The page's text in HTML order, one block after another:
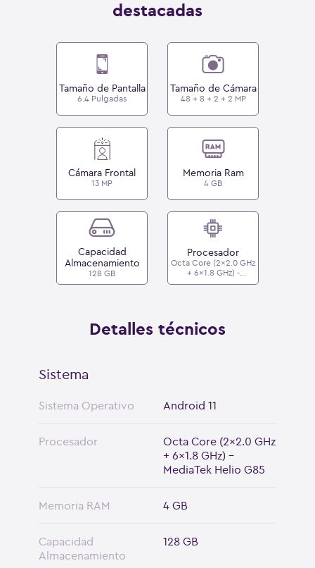
destacadas
Tamaño de Pantalla
6.4 Pulgadas
Tamaño de Cámara
48 + 8 + 2 + 2 MP
Cámara Frontal
13 MP
Memoria Ram
4 GB
Capacidad
Almacenamiento
128 GB
Procesador
Octa Core (2x2.0 GHz
+ 6x1.8 GHz) -
MediaTek Helio G85
Detalles técnicos
Sistema
Sistema Operativo Android 11
Procesador
Octa Core (2x2.0 GHz
+ 6x1.8 GHz) -
MediaTek Helio G85
Memoria RAM 4 GB
Capacidad
Almacenamiento
128 GB